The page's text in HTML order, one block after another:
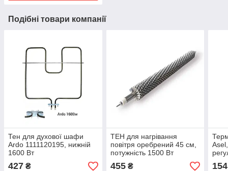
Подібні товари компанії
Тен для духової шафи
Ardo 1111120195, нижній
1600 Вт
427 ₴
ТЕН для нагрівання
повітря оребрений 45 см,
потужність 1500 Вт
455₴ 154